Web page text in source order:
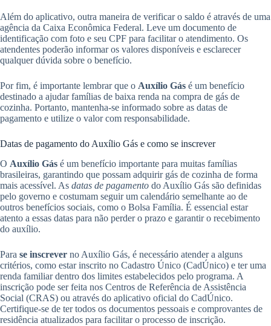
Além do aplicativo, outra maneira de verificar o saldo é através de uma
agência da Caixa Econômica Federal. Leve um documento de
identificação com foto e seu CPF para facilitar o atendimento. Os
atendentes poderão informar os valores disponíveis e esclarecer
qualquer dúvida sobre o benefício.
Por fim, é importante lembrar que o Auxílio Gás é um benefício
destinado a ajudar famílias de baixa renda na compra de gás de
cozinha. Portanto, mantenha-se informado sobre as datas de
pagamento e utilize o valor com responsabilidade.
Datas de pagamento do Auxílio Gás e como se inscrever
O Auxílio Gás é um benefício importante para muitas famílias
brasileiras, garantindo que possam adquirir gás de cozinha de forma
mais acessível. As datas de pagamento do Auxílio Gás são definidas
pelo governo e costumam seguir um calendário semelhante ao de
outros benefícios sociais, como o Bolsa Família. É essencial estar
atento a essas datas para não perder o prazo e garantir o recebimento
do auxílio.
Para se inscrever no Auxílio Gás, é necessário atender a alguns
critérios, como estar inscrito no Cadastro Único (CadÚnico) e ter uma
renda familiar dentro dos limites estabelecidos pelo programa. A
inscrição pode ser feita nos Centros de Referência de Assistência
Social (CRAS) ou através do aplicativo oficial do CadÚnico.
Certifique-se de ter todos os documentos pessoais e comprovantes de
residência atualizados para facilitar o processo de inscrição.